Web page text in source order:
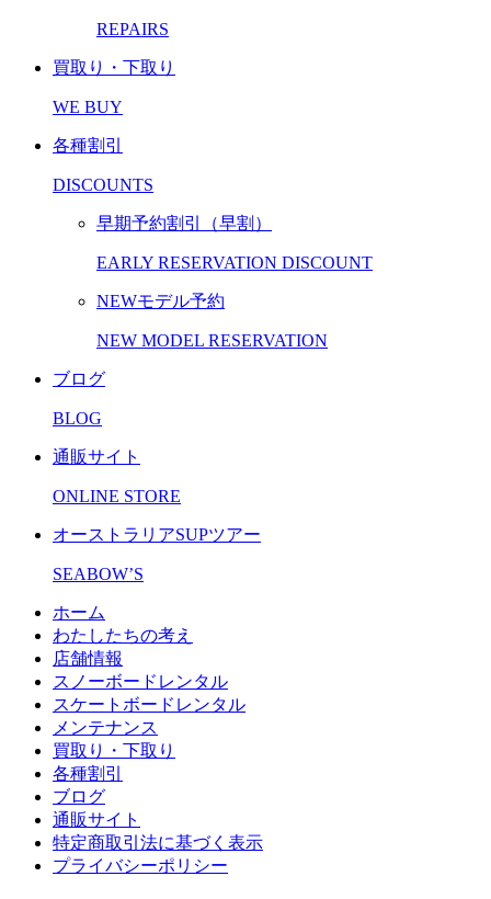
REPAIRS
買取り・下取り
WE BUY
各種割引
DISCOUNTS
早期予約割引（早割）
EARLY RESERVATION DISCOUNT
NEWモデル予約
NEW MODEL RESERVATION
ブログ
BLOG
通販サイト
ONLINE STORE
オーストラリアSUPツアー
SEABOW’S
ホーム
わたしたちの考え
店舗情報
スノーボードレンタル
スケートボードレンタル
メンテナンス
買取り・下取り
各種割引
ブログ
通販サイト
特定商取引法に基づく表示
プライバシーポリシー